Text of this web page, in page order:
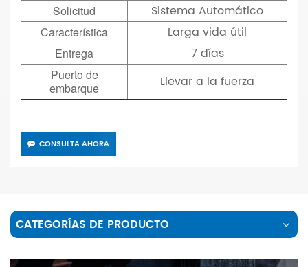
Solicitud Sistema Automático
Característica Larga vida útil
Entrega 7 días
Puerto de
embarque
Llevar a la fuerza
CONSULTA AHORA
CATEGORÍAS DE PRODUCTO